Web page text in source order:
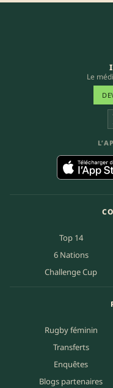
Le
Top 14
6 Nations
Challenge Cup
Rugby féminin
Transferts
Enquêtes
Blogs partenaires